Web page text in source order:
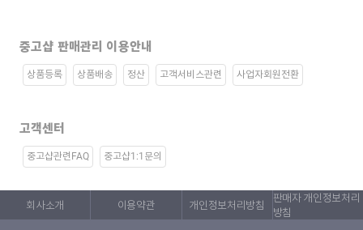
중고샵 판매관리 이용안내
상품등록 상품배송 정산 고객서비스관련 사업자회원전환
고객센터
중고샵관련FAQ 중고샵1:1문의
회사소개 이용약관 개인정보처리방침
판매자 개인정보처리
방침